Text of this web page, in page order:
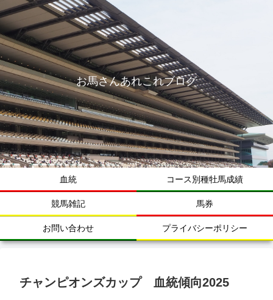
お馬さんあれこれブログ
血統 コース別種牡馬成績
競馬雑記 馬券
お問い合わせ プライバシーポリシー
チャンピオンズカップ 血統傾向2025